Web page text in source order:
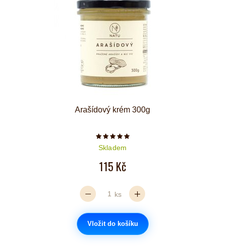
Arašídový krém 300g
Počet hvězdiček je 5 z 5
Skladem
115 Kč
ks
Vložit do košíku